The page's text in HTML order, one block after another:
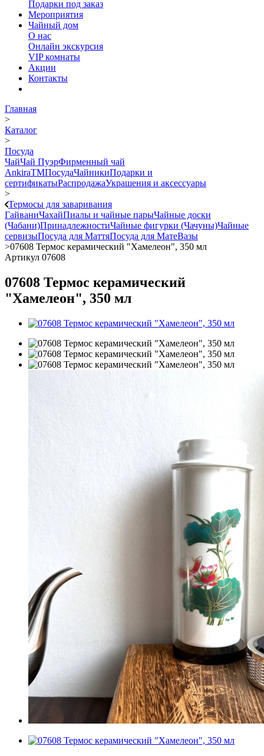
Подарки под заказ
Мероприятия
Чайный дом
О нас
Онлайн экскурсия
VIP комнаты
Акции
Контакты
Главная
>
Каталог
>
Посуда
ЧайЧай ПуэрФирменный чай
AnkiraTMПосудаЧайникиПодарки и
сертификатыРаспродажаУкрашения и аксессуары
>
Термосы для заваривания
ГайваниЧахайПиалы и чайные парыЧайные доски
(Чабани)ПринадлежностиЧайные фигурки (Чачуны)Чайные
сервизыПосуда для МаттяПосуда для МатеВазы
>07608 Термос керамический "Хамелеон", 350 мл
Артикул 07608
07608 Термос керамический
"Хамелеон", 350 мл